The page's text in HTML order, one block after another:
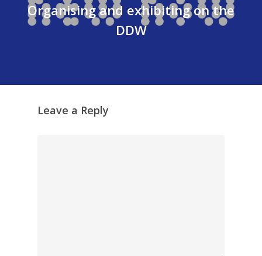
Organising and exhibiting on the
DDW
Leave a Reply